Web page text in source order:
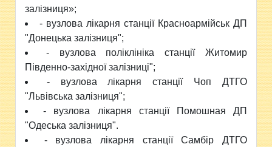
залізниця»;
- вузлова лікарня станції Красноармійськ ДП
"Донецька залізниця";
- вузлова поліклініка станції Житомир
Південно-західної залізниці";
- вузлова лікарня станції Чоп ДТГО
"Львівська залізниця";
- вузлова лікарня станції Помошная ДП
"Одеська залізниця".
- вузлова лікарня станції Самбір ДТГО